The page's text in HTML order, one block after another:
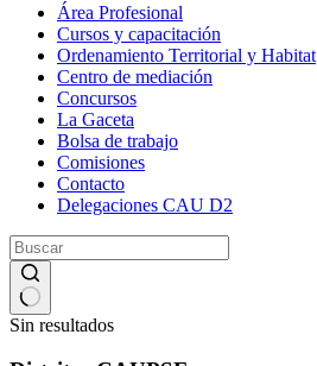
Área Profesional
Cursos y capacitación
Ordenamiento Territorial y Habitat
Centro de mediación
Concursos
La Gaceta
Bolsa de trabajo
Comisiones
Contacto
Delegaciones CAU D2
Sin resultados